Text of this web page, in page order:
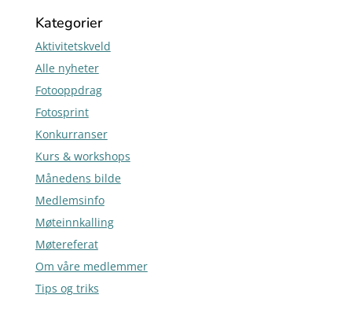
Kategorier
Aktivitetskveld
Alle nyheter
Fotooppdrag
Fotosprint
Konkurranser
Kurs & workshops
Månedens bilde
Medlemsinfo
Møteinnkalling
Møtereferat
Om våre medlemmer
Tips og triks